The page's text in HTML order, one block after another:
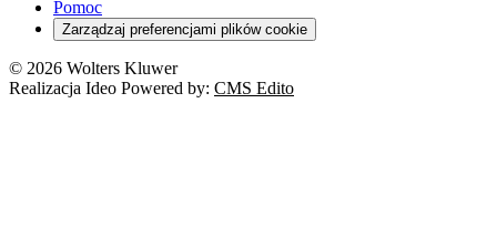
Cyberbezpieczeństwo
Franczyza
Prawo autorskie
RODO
Pomoc
Zarządzaj preferencjami plików cookie
© 2026 Wolters Kluwer
Realizacja Ideo Powered by: CMS Edito